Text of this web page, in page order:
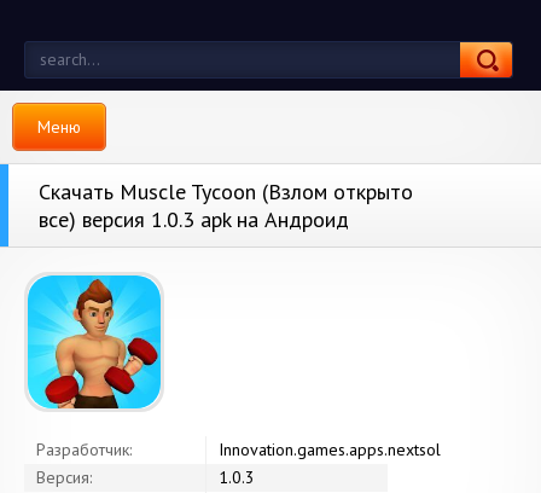
Меню
Скачать Muscle Tycoon (Взлом открыто
все) версия 1.0.3 apk на Андроид
Разработчик:
Innovation.games.apps.nextsol
Версия:
1.0.3